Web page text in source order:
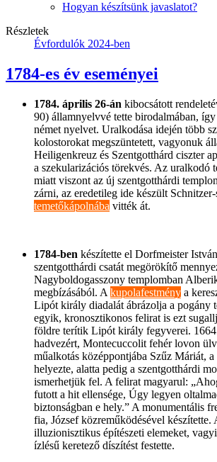
Hogyan készítsünk javaslatot?
Részletek
Évfordulók 2024-ben
1784-es év eseményei
1784. április 26-án kibocsátott
90) államnyelvvé tette birodalmában,
német nyelvet. Uralkodása idején több
kolostorokat megszüntetett, vagyonuk
Heiligenkreuz és Szentgotthárd ciszter
a szekularizációs törekvés. Az uralkodó
miatt viszont az új szentgotthárdi
zárni, az eredetileg ide készült
temetőkápolnába vitték át.
1784-ben készítette el Dorfmeister
szentgotthárdi csatát megörökítő
Nagyboldogasszony templomban
megbízásából. A kupolafestmény a
Lipót király diadalát ábrázolja a pogány
egyik, kronosztikonos felirat is ezt
földre terítik Lipót király fegyverei.
hadvezért, Montecuccolit fehér lovon
műalkotás középpontjába Szűz Máriát,
helyezte, alatta pedig a szentgotthárdi
ismerhetjük fel. A felirat magyarul:
futott a hit ellensége, Úgy legyen
biztonságban e hely.” A monumentális
fia, József közreműködésével készítette.
illuzionisztikus építészeti elemeket,
ízlésű keretező díszítést festette.